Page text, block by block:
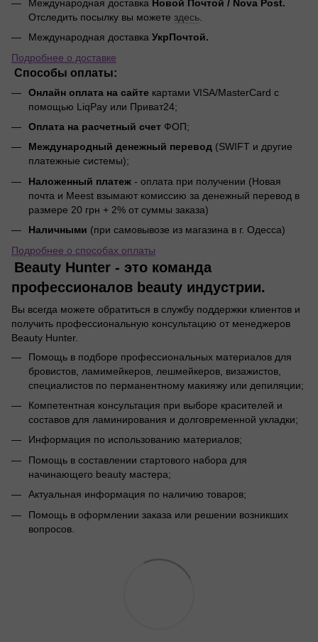
Международная доставка Новой Почтой / Nova Post.
Отследить посылку вы можете здесь
Международная доставка УкрПочтой.
Подробнее о доставке
Способы оплаты:
Онлайн оплата на сайте картами VISA/MasterCard с
помощью LiqPay или Приват24;
Оплата на расчетный счет ФОП;
Международный денежный перевод (SWIFT и другие
платежные системы);
Наложенный платеж - оплата при получении (Новая
почта и Meest взымают комиссию за денежный перевод в
размере 20 грн + 2% от суммы заказа)
Наличными (при самовывозе из магазина в г. Одесса)
Подробнее о способах оплаты
Beauty Hunter - это команда
профессионалов beauty индустрии.
Вы всегда можете обратиться в службу поддержки клиентов и
получить профессиональную консультацию от менеджеров
Beauty Hunter.
Помощь в подборе профессиональных материалов для
бровистов, ламимейкеров, лешмейкеров, визажистов,
специалистов по перманентному макияжу или депиляции;
Компетентная консультация при выборе красителей и
составов для ламинирования и долговременной укладки;
Информация по использованию материалов;
Помощь в составлении стартового набора для
начинающего beauty мастера;
Актуальная информация по наличию товаров;
Помощь в оформлении заказа или решении возникших
вопросов.